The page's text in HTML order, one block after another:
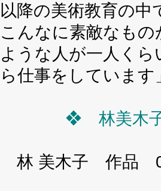
以降の美術教育の
こんなに素敵なも
ような人が一人く
ら仕事をしています
❖ 林美木
林 美木子 作品